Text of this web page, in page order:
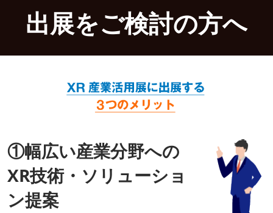
出展をご検討の方へ
①幅広い産業分野への
XR技術・ソリューショ
ン提案